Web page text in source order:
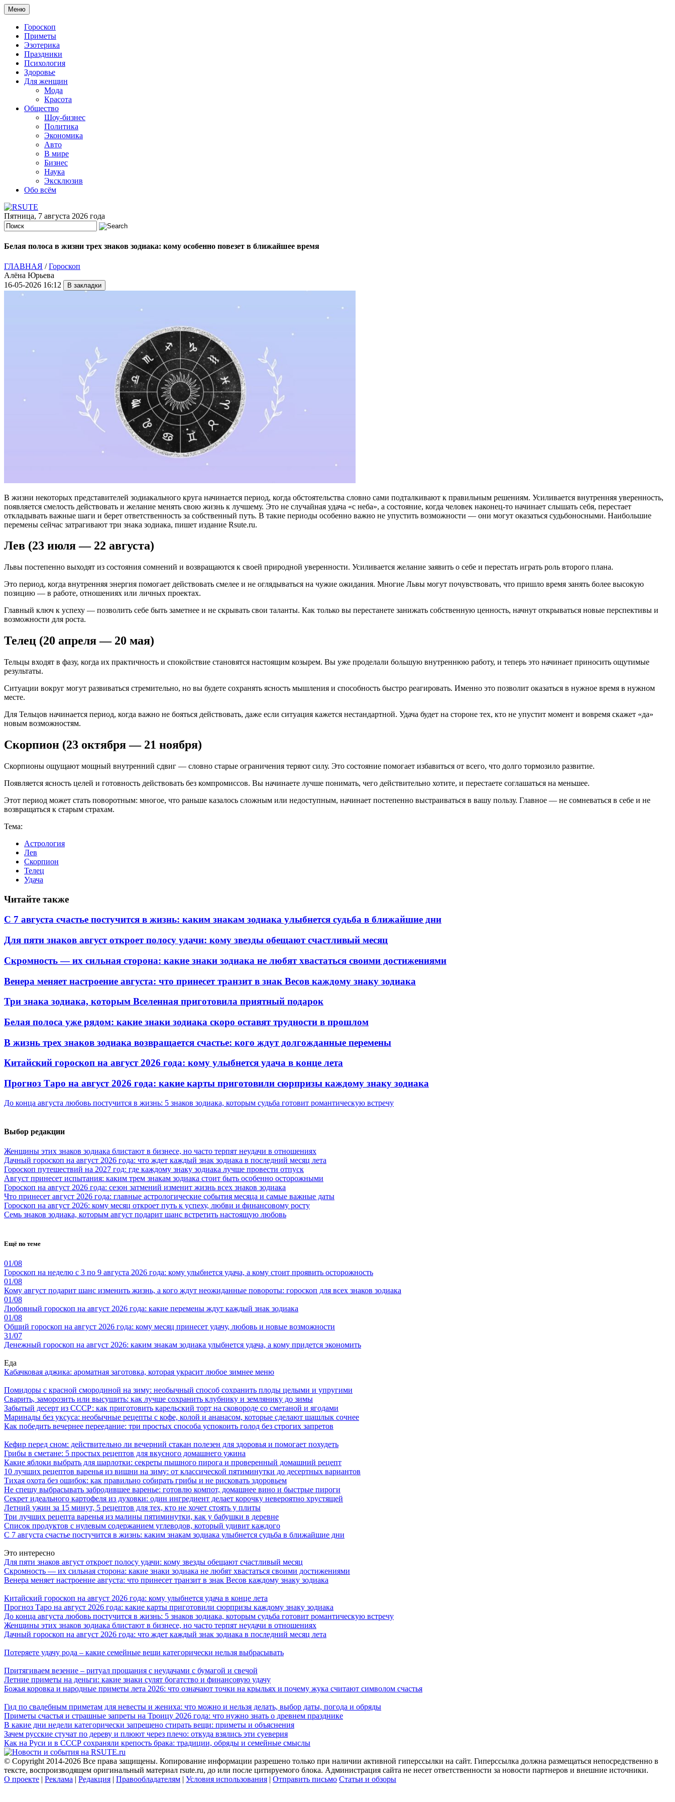
Меню
Гороскоп
Приметы
Эзотерика
Праздники
Психология
Здоровье
Для женщин
Мода
Красота
Общество
Шоу-бизнес
Политика
Экономика
Авто
В мире
Бизнес
Наука
Эксклюзив
Обо всём
Пятница, 7 августа 2026 года
Белая полоса в жизни трех знаков зодиака: кому особенно повезет в ближайшее время
ГЛАВНАЯ /Гороскоп
Алёна Юрьева
16-05-2026 16:12
В жизни некоторых представителей зодиакального круга начинается период, когда обстоятельства словно сами подталкивают к правильным решениям. Усиливается внутренняя уверенность,
появляется смелость действовать и желание менять свою жизнь к лучшему. Это не случайная удача «с неба», а состояние, когда человек наконец-то начинает слышать себя, перестает
откладывать важные шаги и берет ответственность за собственный путь. В такие периоды особенно важно не упустить возможности — они могут оказаться судьбоносными. Наибольшие
перемены сейчас затрагивают три знака зодиака, пишет издание Rsute.ru.
Лев (23 июля — 22 августа)
Львы постепенно выходят из состояния сомнений и возвращаются к своей природной уверенности. Усиливается желание заявить о себе и перестать играть роль второго плана.
Это период, когда внутренняя энергия помогает действовать смелее и не оглядываться на чужие ожидания. Многие Львы могут почувствовать, что пришло время занять более высокую
позицию — в работе, отношениях или личных проектах.
Главный ключ к успеху — позволить себе быть заметнее и не скрывать свои таланты. Как только вы перестанете занижать собственную ценность, начнут открываться новые перспективы и
возможности для роста.
Телец (20 апреля — 20 мая)
Тельцы входят в фазу, когда их практичность и спокойствие становятся настоящим козырем. Вы уже проделали большую внутреннюю работу, и теперь это начинает приносить ощутимые
результаты.
Ситуации вокруг могут развиваться стремительно, но вы будете сохранять ясность мышления и способность быстро реагировать. Именно это позволит оказаться в нужное время в нужном
месте.
Для Тельцов начинается период, когда важно не бояться действовать, даже если ситуация кажется нестандартной. Удача будет на стороне тех, кто не упустит момент и вовремя скажет «да»
новым возможностям.
Скорпион (23 октября — 21 ноября)
Скорпионы ощущают мощный внутренний сдвиг — словно старые ограничения теряют силу. Это состояние помогает избавиться от всего, что долго тормозило развитие.
Появляется ясность целей и готовность действовать без компромиссов. Вы начинаете лучше понимать, чего действительно хотите, и перестаете соглашаться на меньшее.
Этот период может стать поворотным: многое, что раньше казалось сложным или недоступным, начинает постепенно выстраиваться в вашу пользу. Главное — не сомневаться в себе и не
возвращаться к старым страхам.
Тема:
Астрология
Лев
Скорпион
Телец
Удача
Читайте также
С 7 августа счастье постучится в жизнь: каким знакам зодиака улыбнется судьба в ближайшие дни
Для пяти знаков август откроет полосу удачи: кому звезды обещают счастливый месяц
Скромность — их сильная сторона: какие знаки зодиака не любят хвастаться своими достижениями
Венера меняет настроение августа: что принесет транзит в знак Весов каждому знаку зодиака
Три знака зодиака, которым Вселенная приготовила приятный подарок
Белая полоса уже рядом: какие знаки зодиака скоро оставят трудности в прошлом
В жизнь трех знаков зодиака возвращается счастье: кого ждут долгожданные перемены
Китайский гороскоп на август 2026 года: кому улыбнется удача в конце лета
Прогноз Таро на август 2026 года: какие карты приготовили сюрпризы каждому знаку зодиака
До конца августа любовь постучится в жизнь: 5 знаков зодиака, которым судьба готовит романтическую встречу
Выбор редакции
Женщины этих знаков зодиака блистают в бизнесе, но часто терпят неудачи в отношениях
Дачный гороскоп на август 2026 года: что ждет каждый знак зодиака в последний месяц лета
Гороскоп путешествий на 2027 год: где каждому знаку зодиака лучше провести отпуск
Август принесет испытания: каким трем знакам зодиака стоит быть особенно осторожными
Гороскоп на август 2026 года: сезон затмений изменит жизнь всех знаков зодиака
Что принесет август 2026 года: главные астрологические события месяца и самые важные даты
Гороскоп на август 2026: кому месяц откроет путь к успеху, любви и финансовому росту
Семь знаков зодиака, которым август подарит шанс встретить настоящую любовь
Ещё по теме
01/08
Гороскоп на неделю с 3 по 9 августа 2026 года: кому улыбнется удача, а кому стоит проявить осторожность
01/08
Кому август подарит шанс изменить жизнь, а кого ждут неожиданные повороты: гороскоп для всех знаков зодиака
01/08
Любовный гороскоп на август 2026 года: какие перемены ждут каждый знак зодиака
01/08
Общий гороскоп на август 2026 года: кому месяц принесет удачу, любовь и новые возможности
31/07
Денежный гороскоп на август 2026: каким знакам зодиака улыбнется удача, а кому придется экономить
Еда
Кабачковая аджика: ароматная заготовка, которая украсит любое зимнее меню
Помидоры с красной смородиной на зиму: необычный способ сохранить плоды целыми и упругими
Сварить, заморозить или высушить: как лучше сохранить клубнику и землянику до зимы
Забытый десерт из СССР: как приготовить карельский торт на сковороде со сметаной и ягодами
Маринады без уксуса: необычные рецепты с кофе, колой и ананасом, которые сделают шашлык сочнее
Как победить вечернее переедание: три простых способа успокоить голод без строгих запретов
Кефир перед сном: действительно ли вечерний стакан полезен для здоровья и помогает похудеть
Грибы в сметане: 5 простых рецептов для вкусного домашнего ужина
Какие яблоки выбрать для шарлотки: секреты пышного пирога и проверенный домашний рецепт
10 лучших рецептов варенья из вишни на зиму: от классической пятиминутки до десертных вариантов
Тихая охота без ошибок: как правильно собирать грибы и не рисковать здоровьем
Не спешу выбрасывать забродившее варенье: готовлю компот, домашнее вино и быстрые пироги
Секрет идеального картофеля из духовки: один ингредиент делает корочку невероятно хрустящей
Летний ужин за 15 минут, 5 рецептов для тех, кто не хочет стоять у плиты
Три лучших рецепта варенья из малины пятиминутки, как у бабушки в деревне
Список продуктов с нулевым содержанием углеводов, который удивит каждого
С 7 августа счастье постучится в жизнь: каким знакам зодиака улыбнется судьба в ближайшие дни
Это интересно
Для пяти знаков август откроет полосу удачи: кому звезды обещают счастливый месяц
Скромность — их сильная сторона: какие знаки зодиака не любят хвастаться своими достижениями
Венера меняет настроение августа: что принесет транзит в знак Весов каждому знаку зодиака
Китайский гороскоп на август 2026 года: кому улыбнется удача в конце лета
Прогноз Таро на август 2026 года: какие карты приготовили сюрпризы каждому знаку зодиака
До конца августа любовь постучится в жизнь: 5 знаков зодиака, которым судьба готовит романтическую встречу
Женщины этих знаков зодиака блистают в бизнесе, но часто терпят неудачи в отношениях
Дачный гороскоп на август 2026 года: что ждет каждый знак зодиака в последний месяц лета
Потеряете удачу рода – какие семейные вещи категорически нельзя выбрасывать
Притягиваем везение – ритуал прощания с неудачами с бумагой и свечой
Летние приметы на деньги: какие знаки сулят богатство и финансовую удачу
Божья коровка и народные приметы лета 2026: что означают точки на крыльях и почему жука считают символом счастья
Гид по свадебным приметам для невесты и жениха: что можно и нельзя делать, выбор даты, погода и обряды
Приметы счастья и страшные запреты на Троицу 2026 года: что нужно знать о древнем празднике
В какие дни недели категорически запрещено стирать вещи: приметы и объяснения
Зачем русские стучат по дереву и плюют через плечо: откуда взялись эти суеверия
Как на Руси и в СССР сохраняли крепость брака: традиции, обряды и семейные смыслы
© Copyright 2014-2026 Все права защищены. Копирование информации разрешено только при наличии активной гиперссылки на сайт. Гиперссылка должна размещаться непосредственно в
тексте, воспроизводящем оригинальный материал rsute.ru, до или после цитируемого блока. Администрация сайта не несет ответственности за новости партнеров и внешние источники.
О проекте | Реклама | Редакция | Правообладателям | Условия использования | Отправить письмо Статьи и обзоры